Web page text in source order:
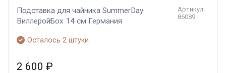
Подставка для чайника SummerDay
ВиллеройБох 14 см Германия
Артикул:
86089
Осталось 2 штуки
2 600 ₽